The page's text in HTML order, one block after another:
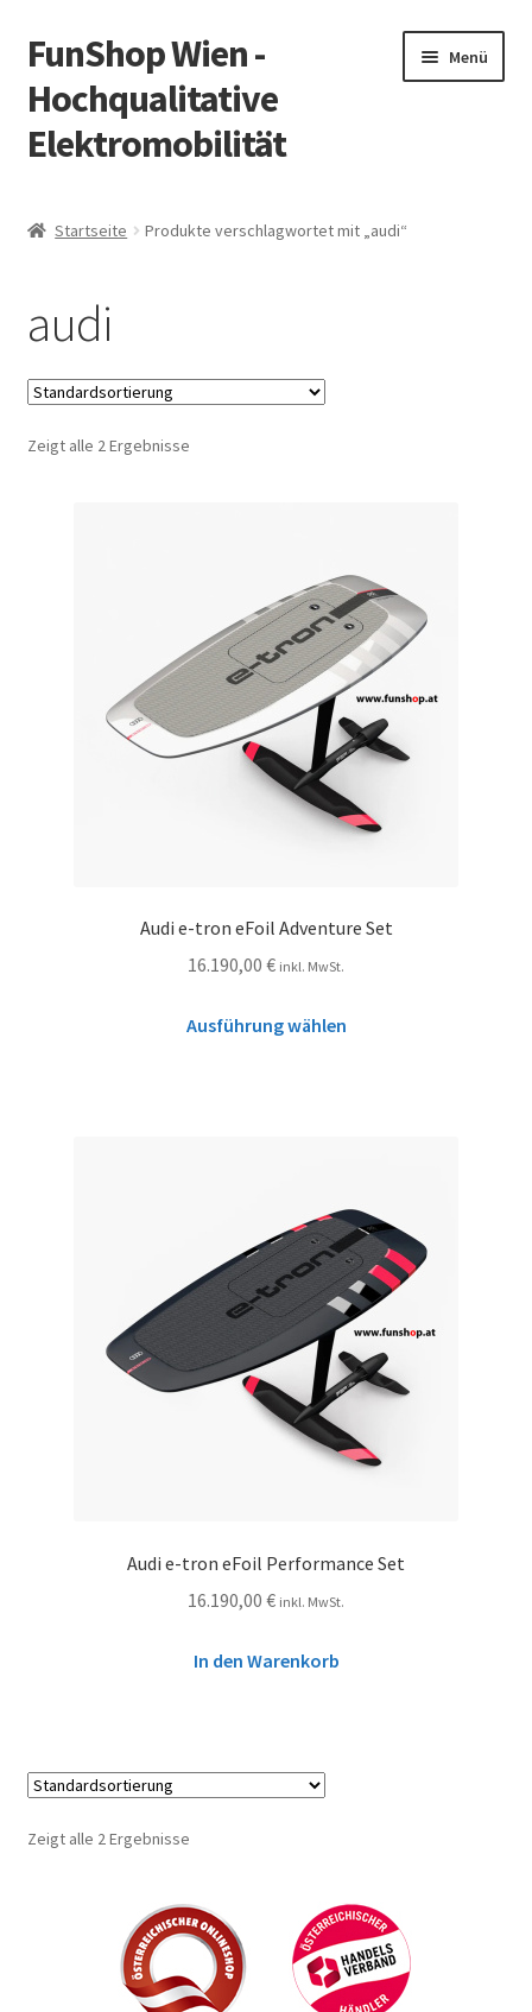
Zur
Navigation
springen
Zum
Inhalt
springen
FunShop Wien -
Hochqualitative
Elektromobilität
Menü
Vorsicht Internetbetrug
Über FunShop
Impressum
Startseite Produkte verschlagwortet mit „audi“
audi
Zeigt alle 2 Ergebnisse
Audi e-tron eFoil Adventure Set
16.190,00 € inkl. MwSt.
Ausführung wählen
Audi e-tron eFoil Performance Set
16.190,00 € inkl. MwSt.
In den Warenkorb
Zeigt alle 2 Ergebnisse